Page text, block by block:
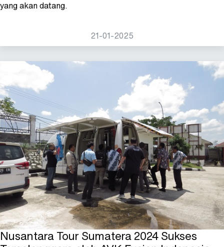
yang akan datang.
21-01-2025
Nusantara Tour Sumatera 2024 Sukses